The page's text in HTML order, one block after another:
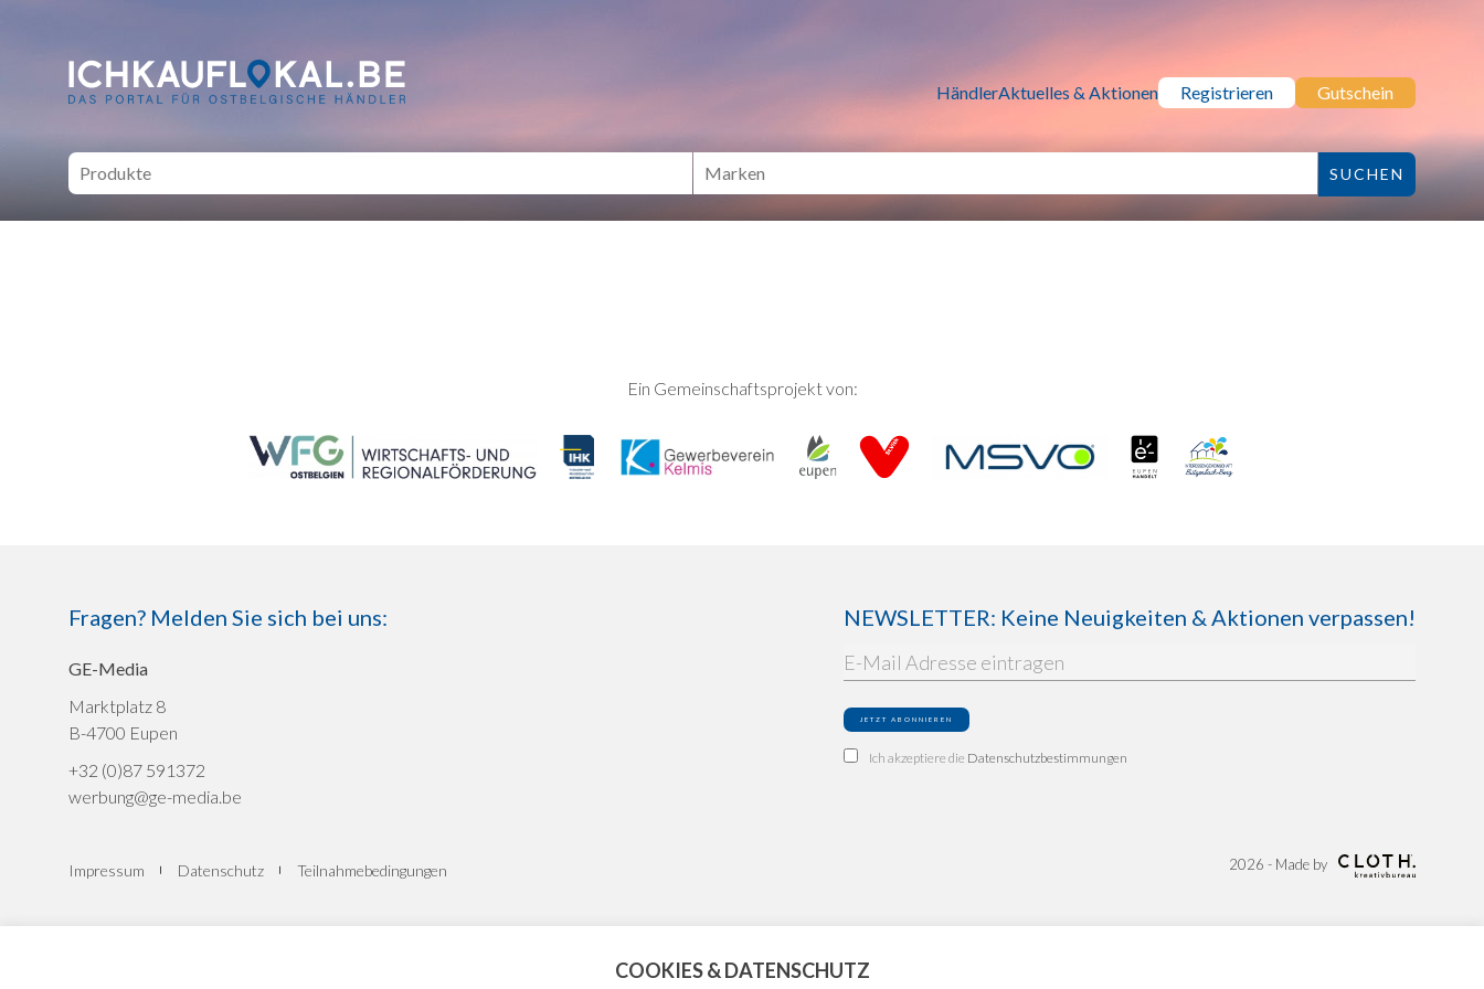
ich kauf lokal - Bei lokalen Händlern online Shoppen HändlerAktuelles & Aktionen Registrieren Gutschein
Ein Gemeinschaftsprojekt von:
Fragen? Melden Sie sich bei uns:
GE-Media
Marktplatz 8
B-4700 Eupen
+32 (0)87 591372
werbung@ge-media.be
NEWSLETTER: Keine Neuigkeiten & Aktionen verpassen!
Ich akzeptiere die Datenschutzbestimmungen
Impressum Datenschutz Teilnahmebedingungen 2026 - Made by
COOKIES & DATENSCHUTZ